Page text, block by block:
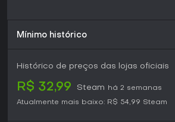
Mínimo histórico
Histórico de preços das lojas oficiais
R$ 32,99 Steam
há 2 semanas
Atualmente mais baixo: R$ 54,99 Steam